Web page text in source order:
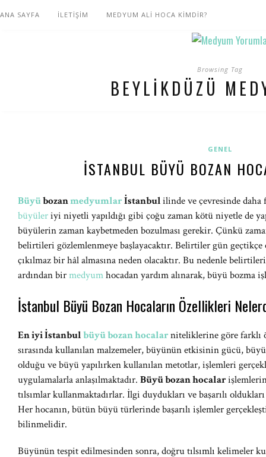
ANA SAYFA İLETİŞİM MEDYUM ALİ HOCA KİMDİR?
Browsing Tag
BEYLIKDÜZÜ
GENEL
İSTANBUL BÜYÜ BOZAN
Büyübozanmedyumlarİstanbulilinde ve çevresinde daha
büyüleriyi niyetli yapıldığı gibi çoğu zaman kötü niyetle de
büyülerin zaman kaybetmeden bozulması gerekir. Çünkü
belirtileri gözlemlenmeye başlayacaktır. Belirtiler gün
çıkılmaz bir hâl almasına neden olacaktır. Bu nedenle
ardından birmedyumhocadan yardım alınarak, büyü bozma
İstanbul Büyü Bozan Hocaların Özellikleri
En iyi İstanbulbüyü bozan hocalarniteliklerine göre farklı
sırasında kullanılan malzemeler, büyünün etkisinin gücü,
olduğu ve büyü yapılırken kullanılan metotlar, işlemleri
uygulamalarla anlaşılmaktadır. Büyü bozan hocalar
tılsımlar kullanmaktadırlar. İlgi duydukları ve başarılı
Her hocanın, bütün büyü türlerinde başarılı işlemler
bilinmelidir.
Büyünün tespit edilmesinden sonra, doğru tılsımlı kelimeler